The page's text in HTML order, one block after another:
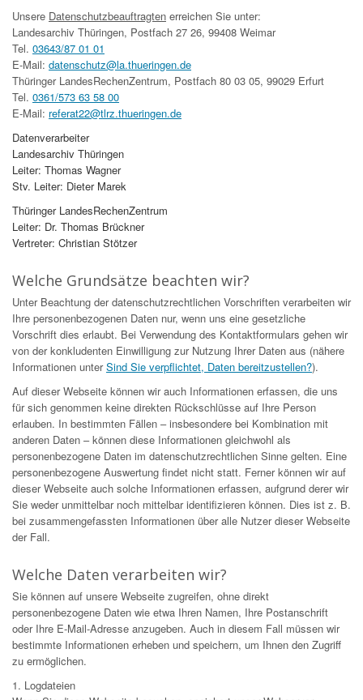
Unsere Datenschutzbeauftragten erreichen Sie unter:
Landesarchiv Thüringen, Postfach 27 26, 99408 Weimar
Tel. 03643/87 01 01
E-Mail: datenschutz@la.thueringen.de
Thüringer LandesRechenZentrum, Postfach 80 03 05, 99029 Erfurt
Tel. 0361/573 63 58 00
E-Mail: referat22@tlrz.thueringen.de
Datenverarbeiter
Landesarchiv Thüringen
Leiter: Thomas Wagner
Stv. Leiter: Dieter Marek
Thüringer LandesRechenZentrum
Leiter: Dr. Thomas Brückner
Vertreter: Christian Stötzer
Welche Grundsätze beachten wir?
Unter Beachtung der datenschutzrechtlichen Vorschriften verarbeiten wir
Ihre personenbezogenen Daten nur, wenn uns eine gesetzliche
Vorschrift dies erlaubt. Bei Verwendung des Kontaktformulars gehen wir
von der konkludenten Einwilligung zur Nutzung Ihrer Daten aus (nähere
Informationen unterSind Sie verpflichtet, Daten bereitzustellen?).
Auf dieser Webseite können wir auch Informationen erfassen, die uns
für sich genommen keine direkten Rückschlüsse auf Ihre Person
erlauben. In bestimmten Fällen – insbesondere bei Kombination mit
anderen Daten – können diese Informationen gleichwohl als
personenbezogene Daten im datenschutzrechtlichen Sinne gelten. Eine
personenbezogene Auswertung findet nicht statt. Ferner können wir auf
dieser Webseite auch solche Informationen erfassen, aufgrund derer wir
Sie weder unmittelbar noch mittelbar identifizieren können. Dies ist z. B.
bei zusammengefassten Informationen über alle Nutzer dieser Webseite
der Fall.
Welche Daten verarbeiten wir?
Sie können auf unsere Webseite zugreifen, ohne direkt
personenbezogene Daten wie etwa Ihren Namen, Ihre Postanschrift
oder Ihre E-Mail-Adresse anzugeben. Auch in diesem Fall müssen wir
bestimmte Informationen erheben und speichern, um Ihnen den Zugriff
zu ermöglichen.
1. Logdateien